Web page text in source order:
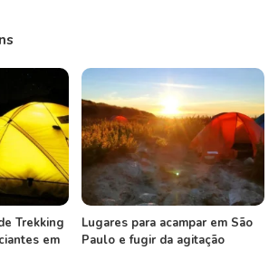
Trekking
em
Lugares para acampar em São
Paulo e fugir da agitação